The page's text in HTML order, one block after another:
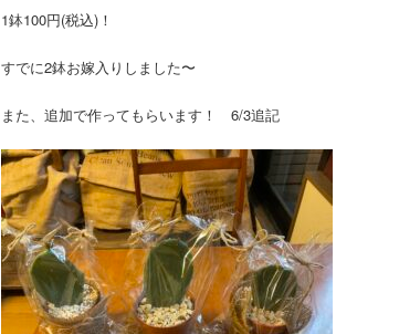
1鉢100円(税込)！
すでに2鉢お嫁入りしました〜
また、追加で作ってもらいます！ 6/3追記